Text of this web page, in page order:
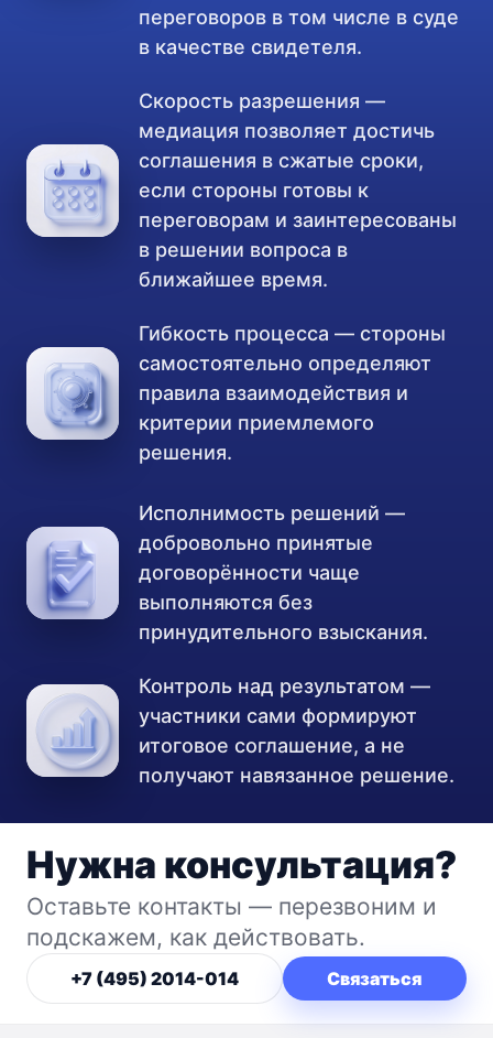
переговоров в том числе в суде
в качестве свидетеля.
Скорость разрешения —
медиация позволяет достичь
соглашения в сжатые сроки,
если стороны готовы к
переговорам и заинтересованы
в решении вопроса в
ближайшее время.
Гибкость процесса — стороны
самостоятельно определяют
правила взаимодействия и
критерии приемлемого
решения.
Исполнимость решений —
добровольно принятые
договорённости чаще
выполняются без
принудительного взыскания.
Контроль над результатом —
участники сами формируют
итоговое соглашение, а не
получают навязанное решение.
Нужна консультация?
Оставьте контакты — перезвоним и
подскажем, как действовать.
+7 (495) 2014-014 Связаться